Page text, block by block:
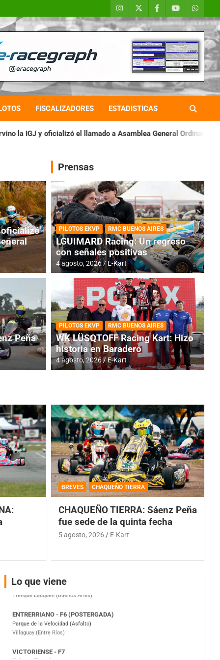
FISCALIZADORES ESTADISTICAS
llamado a Asamblea General Ordinaria IAME SERIES
RMC BUENOS AIRES
Cerró una jornada
oficializó
Peña
Prensas
PILOTOS EKVP RMC BUENOS AIRES
LGUIMARD Racing: Un regreso
con señales positivas
4 agosto, 2026 E-Kart
PILOTOS EKVP RMC BUENOS AIRES
WK LÜSQTOFF Racing Kart: Hizo
historia en Baradero
4 agosto, 2026 E-Kart
BREVES CHAQUEÑO TIERRA
CHAQUEÑO TIERRA: Sáenz Peña
fue sede de la quinta fecha
5 agosto, 2026 E-Kart
Lo que viene
COBERTURA ESPECIAL DE E-KART.COM.AR
08/09-AGO
IAME SERIES ARGENTINA 6
Ramiro Tot (Asfalto)
Parque de la Velocidad (Asfalto)
VICTORIENSE - F7
El Cerro (Tierra)
Victoria (Entre Ríos)
PATAGONICO - F6
Moto Club Reginense (Tierra)